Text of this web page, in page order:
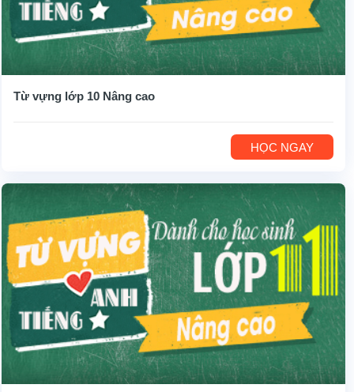
Từ vựng lớp 10 Nâng cao
HỌC NGAY